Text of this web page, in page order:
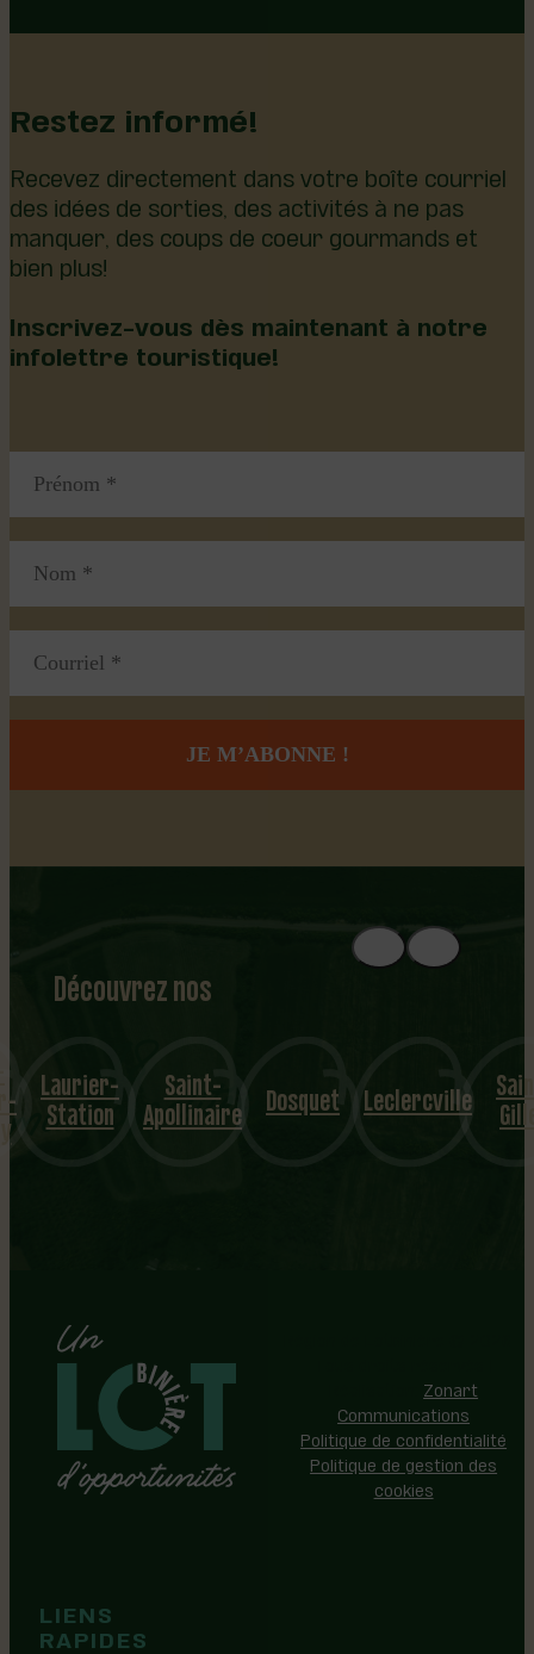
Restez informé!
Recevez directement dans votre boîte courriel
des idées de sorties, des activités à ne pas
manquer, des coups de coeur gourmands et
bien plus!
Inscrivez-vous dès maintenant à notre
infolettre touristique!
Découvrez nos
1
8
mu
nicipalités
Laurier-
Station
Saint-
Apollinaire Dosquet Leclercville
LIENS
RAPIDES
Zonart
Communications
Politique de confidentialité
Politique de gestion des
cookies